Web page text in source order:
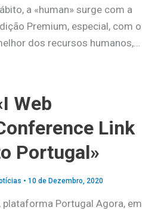
a «human» surge com a
Premium, especial, com o
dos recursos humanos,…
Web
Link
Portugal»
• 10 de Dezembro, 2020
plataforma Portugal Agora, em